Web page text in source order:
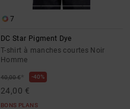
7
DC Star Pigment Dye
T-shirt à manches courtes Noir
Homme
40,00 €* 40%
24,00 €
BONS PLANS